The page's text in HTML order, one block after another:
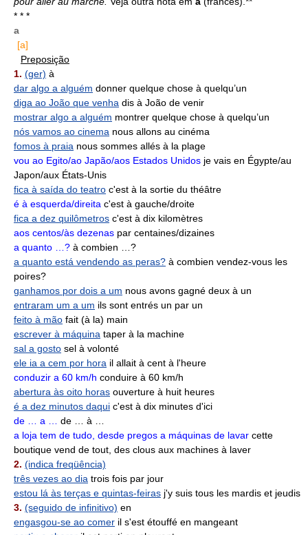
* * *
a
[a]
Preposição
1. (ger) à
dar algo a alguém donner quelque chose à quelqu’un
diga ao João que venha dis à João de venir
mostrar algo a alguém montrer quelque chose à quelqu’un
nós vamos ao cinema nous allons au cinéma
fomos à praia nous sommes allés à la plage
vou ao Egito/ao Japão/aos Estados Unidos je vais en Égypte/au
Japon/aux États-Unis
fica à saída do teatro c'est à la sortie du théâtre
é à esquerda/direita c'est à gauche/droite
fica a dez quilômetros c'est à dix kilomètres
aos centos/às dezenas par centaines/dizaines
a quanto …? à combien …?
a quanto está vendendo as peras? à combien vendez-vous les
poires?
ganhamos por dois a um nous avons gagné deux à un
entraram um a um ils sont entrés un par un
feito à mão fait (à la) main
escrever à máquina taper à la machine
sal a gosto sel à volonté
ele ia a cem por hora il allait à cent à l'heure
conduzir a 60 km/h conduire à 60 km/h
abertura às oito horas ouverture à huit heures
é a dez minutos daqui c'est à dix minutes d'ici
de … a …
de … à …
a loja tem de tudo, desde pregos a máquinas de lavar cette
boutique vend de tout, des clous aux machines à laver
2. (indica freqüência)
três vezes ao dia trois fois par jour
estou lá às terças e quintas-feiras j'y suis tous les mardis et jeudis
3. (seguido de infinitivo) en
engasgou-se ao comer il s'est étouffé en mangeant